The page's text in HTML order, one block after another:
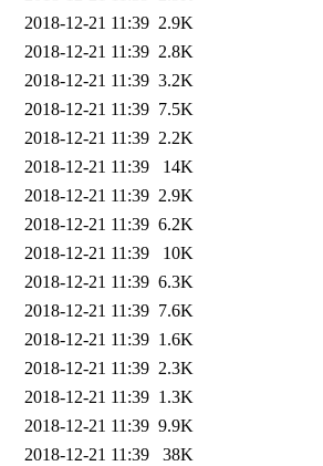
2018-12-21 11:39 2.9K
2018-12-21 11:39 2.8K
2018-12-21 11:39 3.2K
2018-12-21 11:39 7.5K
2018-12-21 11:39 2.2K
2018-12-21 11:39
14K
2018-12-21 11:39 2.9K
2018-12-21 11:39 6.2K
2018-12-21 11:39
10K
2018-12-21 11:39 6.3K
2018-12-21 11:39 7.6K
2018-12-21 11:39 1.6K
2018-12-21 11:39 2.3K
2018-12-21 11:39 1.3K
2018-12-21 11:39 9.9K
2018-12-21 11:39
38K